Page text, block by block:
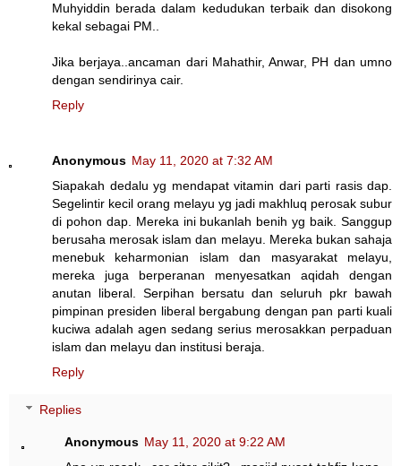
Muhyiddin berada dalam kedudukan terbaik dan disokong
kekal sebagai PM..
Jika berjaya..ancaman dari Mahathir, Anwar, PH dan umno
dengan sendirinya cair.
Reply
Anonymous May 11, 2020 at 7:32 AM
Siapakah dedalu yg mendapat vitamin dari parti rasis dap.
Segelintir kecil orang melayu yg jadi makhluq perosak subur
di pohon dap. Mereka ini bukanlah benih yg baik. Sanggup
berusaha merosak islam dan melayu. Mereka bukan sahaja
menebuk keharmonian islam dan masyarakat melayu,
mereka juga berperanan menyesatkan aqidah dengan
anutan liberal. Serpihan bersatu dan seluruh pkr bawah
pimpinan presiden liberal bergabung dengan pan parti kuali
kuciwa adalah agen sedang serius merosakkan perpaduan
islam dan melayu dan institusi beraja.
Reply
Replies
Anonymous May 11, 2020 at 9:22 AM